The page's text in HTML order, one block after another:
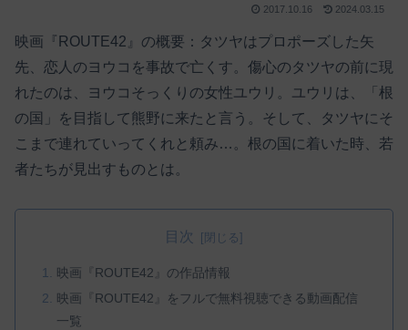
2017.10.16 2024.03.15
映画『ROUTE42』の概要：タツヤはプロポーズした矢
先、恋人のヨウコを事故で亡くす。傷心のタツヤの前に現
れたのは、ヨウコそっくりの女性ユウリ。ユウリは、「根
の国」を目指して熊野に来たと言う。そして、タツヤにそ
こまで連れていってくれと頼み…。根の国に着いた時、若
者たちが見出すものとは。
目次
映画『ROUTE42』の作品情報
映画『ROUTE42』をフルで無料視聴できる動画配信
一覧